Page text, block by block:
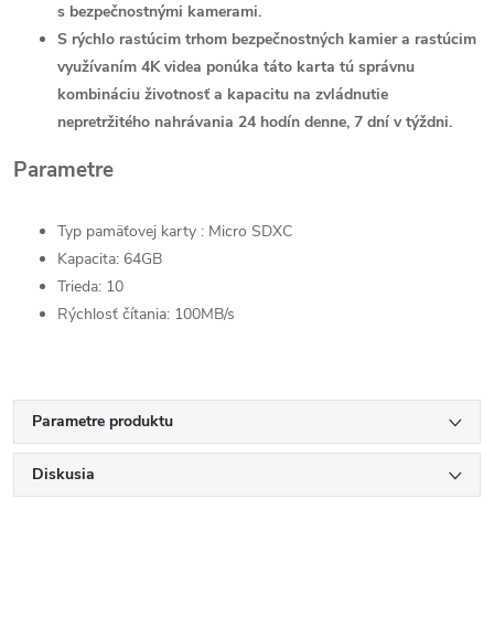
s bezpečnostnými kamerami.
S rýchlo rastúcim trhom bezpečnostných kamier a rastúcim
využívaním 4K videa ponúka táto karta tú správnu
kombináciu životnosť a kapacitu na zvládnutie
nepretržitého nahrávania 24 hodín denne, 7 dní v týždni.
Parametre
Typ pamäťovej karty : Micro SDXC
Kapacita: 64GB
Trieda: 10
Rýchlosť čítania: 100MB/s
Parametre produktu
Diskusia